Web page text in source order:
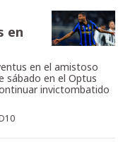
en
en el amistoso
sábado en el Optus
invictombatido